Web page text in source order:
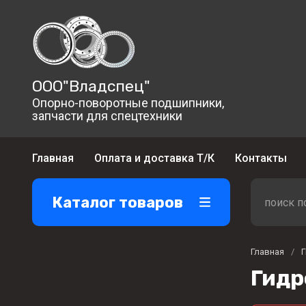
ООО"Владспец"
Опорно-поворотные подшипники,
запчасти для спецтехники
Главная Оплата и доставка Т/К Контакты
Каталог товаров
Главная /